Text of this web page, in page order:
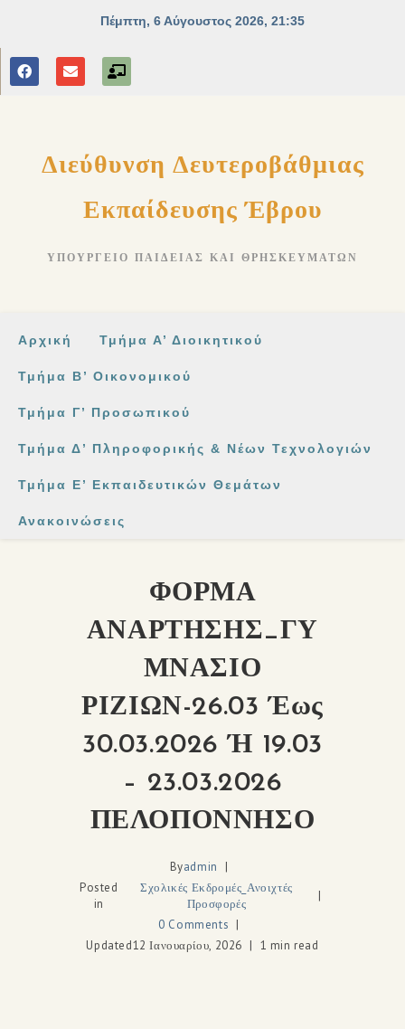
Διεύθυνση Δευτεροβάθμιας
Εκπαίδευσης Έβρου
ΥΠΟΥΡΓΕΊΟ ΠΑΙΔΕΊΑΣ ΚΑΙ ΘΡΗΣΚΕΥΜΆΤΩΝ
Αρχική Τμήμα Α’ Διοικητικού
Τμήμα Β’ Οικονομικού
Τμήμα Γ’ Προσωπικού
Τμήμα Δ’ Πληροφορικής & Νέων Τεχνολογιών
Τμήμα Ε’ Εκπαιδευτικών Θεμάτων
Ανακοινώσεις
ΦΟΡΜΑ
ΑΝΑΡΤΗΣΗΣ_ΓΥ
ΜΝΑΣΙΟ
ΡΙΖΙΩΝ-26.03 Έως
30.03.2026 Ή 19.03
– 23.03.2026
ΠΕΛΟΠΟΝΝΗΣΟ
Byadmin
Posted
in
Σχολικές Εκδρομές_Ανοιχτές
Προσφορές
0 Comments
Updated12 Ιανουαρίου, 2026 1 min read